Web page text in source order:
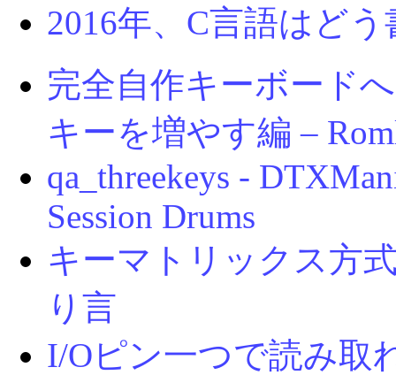
2016年、C言語はど
完全自作キーボード
キーを増やす編 –
qa_threekeys -
Session Drums
キーマトリックス方
り言
I/Oピン一つで読み取